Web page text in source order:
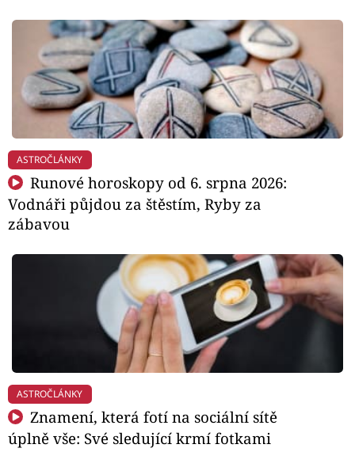
ASTROČLÁNKY
Runové horoskopy od 6. srpna 2026:
Vodnáři půjdou za štěstím, Ryby za
zábavou
ASTROČLÁNKY
Znamení, která fotí na sociální sítě
úplně vše: Své sledující krmí fotkami